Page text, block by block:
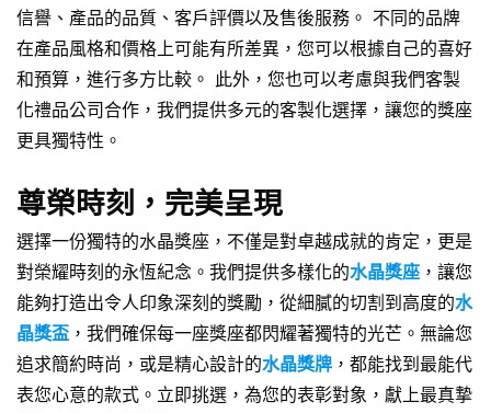
信譽、產品的品質、客戶評價以及售後服務。 不同的品牌
在產品風格和價格上可能有所差異，您可以根據自己的喜好
和預算，進行多方比較。 此外，您也可以考慮與我們客製
化禮品公司合作，我們提供多元的客製化選擇，讓您的獎座
更具獨特性。
尊榮時刻，完美呈現
選擇一份獨特的水晶獎座，不僅是對卓越成就的肯定，更是
對榮耀時刻的永恆紀念。我們提供多樣化的水晶獎座 ，讓您
能夠打造出令人印象深刻的獎勵，從細膩的切割到高度的水
晶獎盃 ，我們確保每一座獎座都閃耀著獨特的光芒。無論您
追求簡約時尚，或是精心設計的水晶獎牌 ，都能找到最能代
表您心意的款式。立即挑選，為您的表彰對象，獻上最真摯